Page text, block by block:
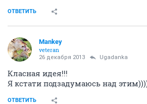
ОТВЕТИТЬ
Mankey
veteran
26 декабря 2013 Ugadanka
Класная идея!!!
Я кстати подзадумаюсь над
ОТВЕТИТЬ